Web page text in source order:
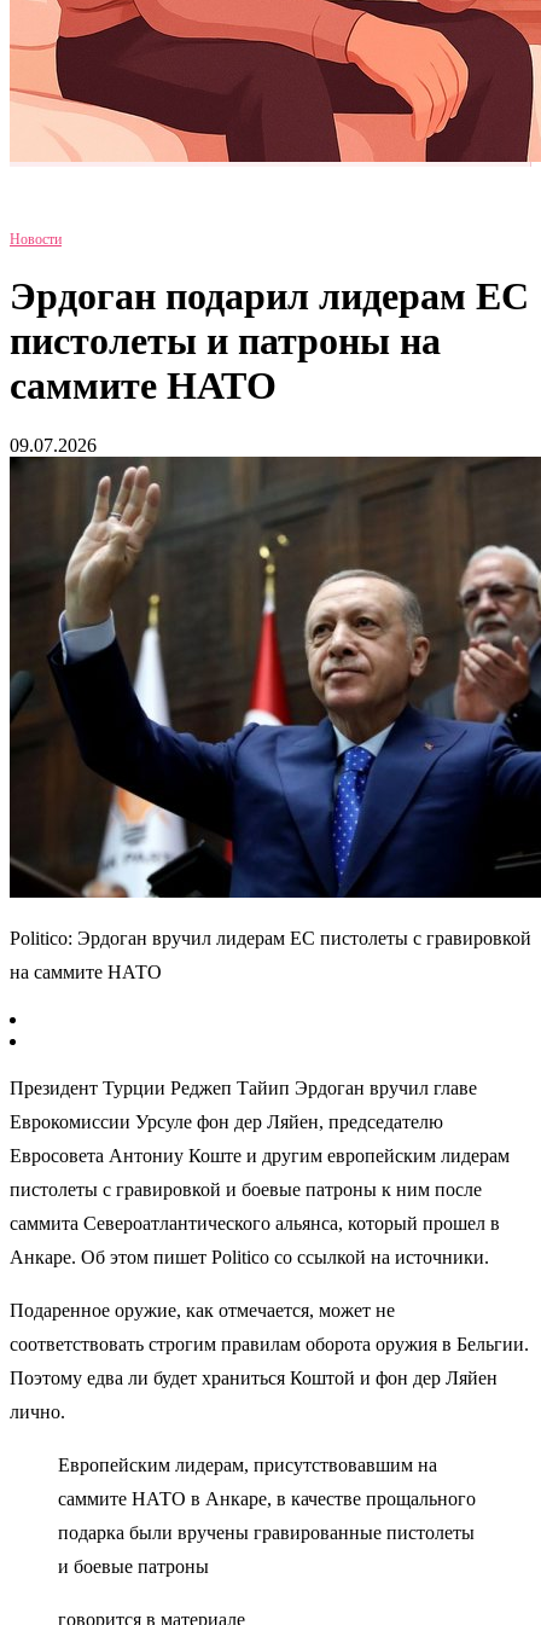
Новости
Эрдоган подарил лидерам ЕС
пистолеты и патроны на
саммите НАТО
09.07.2026
Politico: Эрдоган вручил лидерам ЕС пистолеты с гравировкой
на саммите НАТО
Президент Турции Реджеп Тайип Эрдоган вручил главе
Еврокомиссии Урсуле фон дер Ляйен, председателю
Евросовета Антониу Коште и другим европейским лидерам
пистолеты с гравировкой и боевые патроны к ним после
саммита Североатлантического альянса, который прошел в
Анкаре. Об этом пишет Politico со ссылкой на источники.
Подаренное оружие, как отмечается, может не
соответствовать строгим правилам оборота оружия в Бельгии.
Поэтому едва ли будет храниться Коштой и фон дер Ляйен
лично.
Европейским лидерам, присутствовавшим на
саммите НАТО в Анкаре, в качестве прощального
подарка были вручены гравированные пистолеты
и боевые патроны
говорится в материале